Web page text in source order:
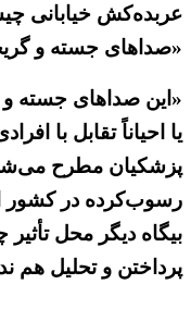
عربده‌کش خیابانی
«صداهای جسته و
«این صداهای جسته و
یا احیاناً تقابل با
پزشکیان مطرح
رسوب‌کرده در کشور
بیگاه دیگر محل
پرداختن و تحلیل هم